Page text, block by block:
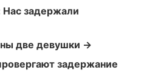
задержали
две девушки →
задержание